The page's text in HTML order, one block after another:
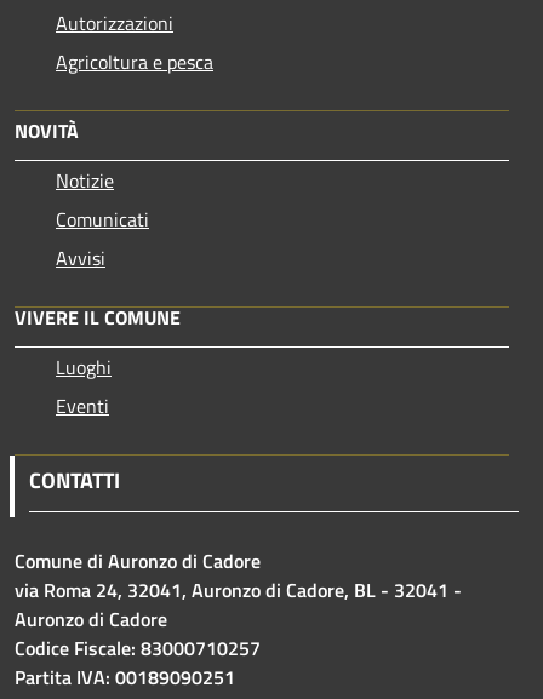
Autorizzazioni
Agricoltura e pesca
NOVITÀ
Notizie
Comunicati
Avvisi
VIVERE IL COMUNE
Luoghi
Eventi
CONTATTI
Comune di Auronzo di Cadore
via Roma 24, 32041, Auronzo di Cadore, BL - 32041 -
Auronzo di Cadore
Codice Fiscale: 83000710257
Partita IVA: 00189090251